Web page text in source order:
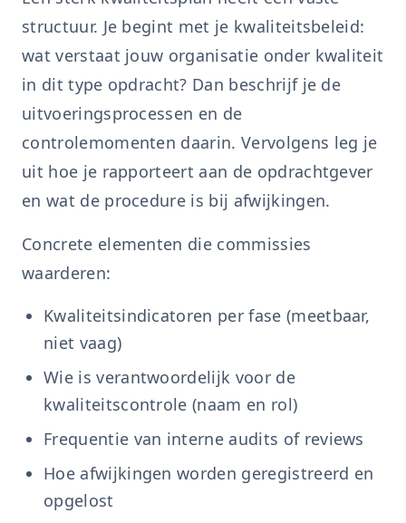
structuur. Je begint met je kwaliteitsbeleid:
wat verstaat jouw organisatie onder kwaliteit
in dit type opdracht? Dan beschrijf je de
uitvoeringsprocessen en de
controlemomenten daarin. Vervolgens leg je
uit hoe je rapporteert aan de opdrachtgever
en wat de procedure is bij afwijkingen.
Concrete elementen die commissies
waarderen:
Kwaliteitsindicatoren per fase (meetbaar,
niet vaag)
Wie is verantwoordelijk voor de
kwaliteitscontrole (naam en rol)
Frequentie van interne audits of reviews
Hoe afwijkingen worden geregistreerd en
opgelost